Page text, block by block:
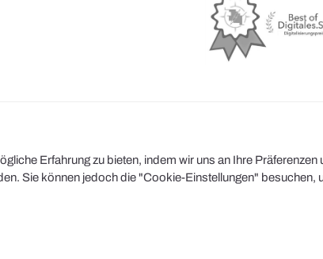
Erfahrung zu bieten, indem wir uns an Ihre
Sie können jedoch die "Cookie-Einstellungen" besuchen,